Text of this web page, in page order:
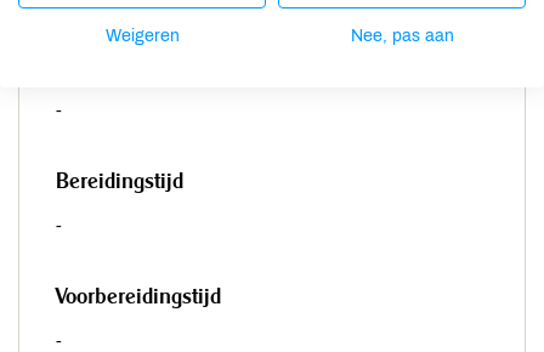
-
Bereidingstijd
-
Voorbereidingstijd
-
Weigeren Nee, pas aan